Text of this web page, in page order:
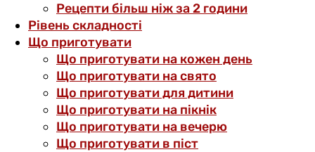
Рецепти більш ніж за 2 години
Рівень складності
Що приготувати
Що приготувати на кожен день
Що приготувати на свято
Що приготувати для дитини
Що приготувати на пікнік
Що приготувати на вечерю
Що приготувати в піст